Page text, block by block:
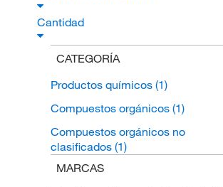
Cantidad
CATEGORÍA
Productos químicos (1)
Compuestos orgánicos (1)
Compuestos orgánicos no
clasificados (1)
MARCAS